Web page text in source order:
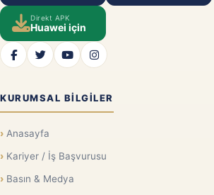
Direkt APK
Huawei için
KURUMSAL BILGILER
Anasayfa
Kariyer / İş Başvurusu
Basın & Medya